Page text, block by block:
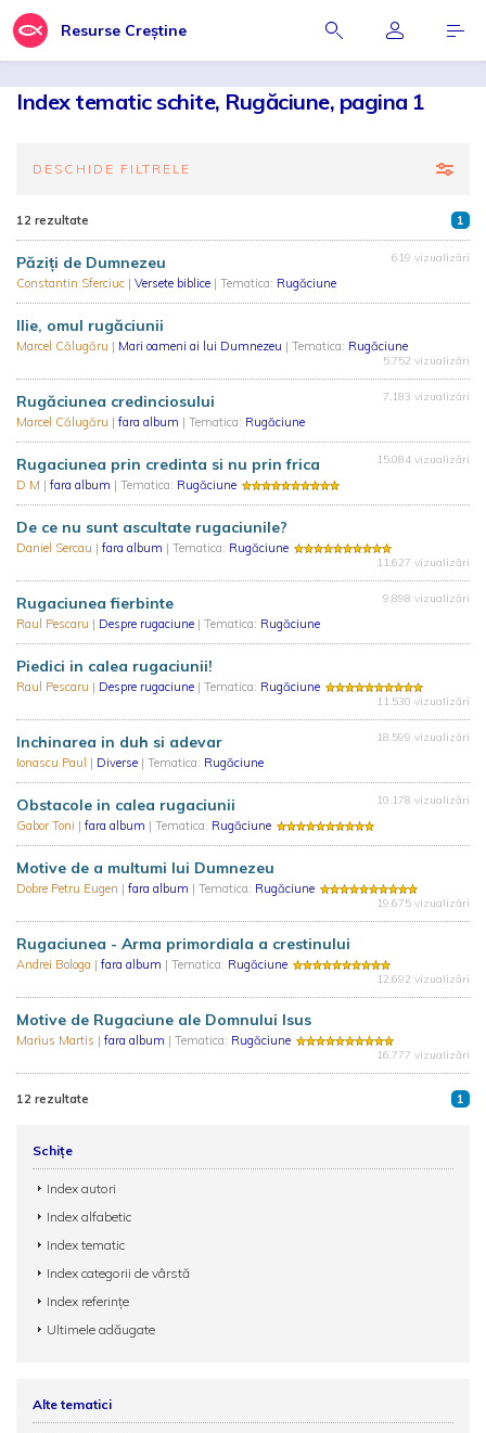
Resurse Creștine
Index tematic schite, Rugăciune, pagina 1
DESCHIDE FILTRELE
12 rezultate 1
Păziți de Dumnezeu
Constantin Sferciuc | Versete biblice | Tematica: Rugăciune
619 vizualizări
Ilie, omul rugăciunii
Marcel Călugăru | Mari oameni ai lui Dumnezeu | Tematica: Rugăciune
5.752 vizualizări
Rugăciunea credinciosului
Marcel Călugăru | fara album | Tematica: Rugăciune
7.183 vizualizări
Rugaciunea prin credinta si nu prin frica
D M | fara album | Tematica: Rugăciune
15.084 vizualizări
De ce nu sunt ascultate rugaciunile?
Daniel Sercau | fara album | Tematica: Rugăciune
11.627 vizualizări
Rugaciunea fierbinte
Raul Pescaru | Despre rugaciune | Tematica: Rugăciune
9.898 vizualizări
Piedici in calea rugaciunii!
Raul Pescaru | Despre rugaciune | Tematica: Rugăciune
11.530 vizualizări
Inchinarea in duh si adevar
Ionascu Paul | Diverse | Tematica: Rugăciune
18.599 vizualizări
Obstacole in calea rugaciunii
Gabor Toni | fara album | Tematica: Rugăciune
10.178 vizualizări
Motive de a multumi lui Dumnezeu
Dobre Petru Eugen | fara album | Tematica: Rugăciune
19.675 vizualizări
Rugaciunea - Arma primordiala a crestinului
Andrei Bologa | fara album | Tematica: Rugăciune
12.692 vizualizări
Motive de Rugaciune ale Domnului Isus
Marius Martis | fara album | Tematica: Rugăciune
16.777 vizualizări
12 rezultate 1
Schițe
Index autori
Index alfabetic
Index tematic
Index categorii de vârstă
Index referințe
Ultimele adăugate
Alte tematici